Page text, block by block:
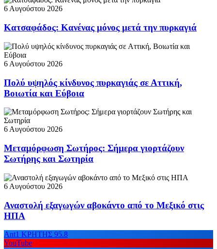
6 Αυγούστου 2026
Κατσαφάδος: Κανένας μόνος μετά την πυρκαγιά
6 Αυγούστου 2026
Πολύ υψηλός κίνδυνος πυρκαγιάς σε Αττική,
Βοιωτία και Εύβοια
6 Αυγούστου 2026
Μεταμόρφωση Σωτήρος: Σήμερα γιορτάζουν
Σωτήρης και Σωτηρία
6 Αυγούστου 2026
Αναστολή εξαγωγών αβοκάντο από το Μεξικό στις
ΗΠΑ
Ant1 ΚΡΗΤΗΣ 95.8
YouTube